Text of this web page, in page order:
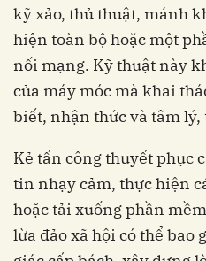
kỹ xảo, thủ thuật, mánh
hiện toàn bộ hoặc một
nối mạng. Kỹ thuật này
của máy móc mà khai
biết, nhận thức và tâm
Kẻ tấn công thuyết phục
tin nhạy cảm, thực hiện
hoặc tải xuống phần
lừa đảo xã hội có thể bao